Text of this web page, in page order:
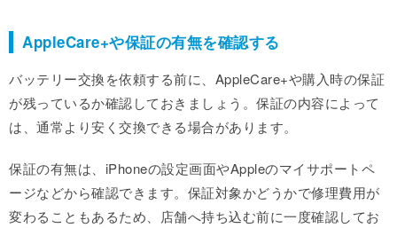
AppleCare+や保証の有無を確認する
バッテリー交換を依頼する前に、AppleCare+や購入時の保証
が残っているか確認しておきましょう。保証の内容によって
は、通常より安く交換できる場合があります。
保証の有無は、iPhoneの設定画面やAppleのマイサポートペ
ージなどから確認できます。保証対象かどうかで修理費用が
変わることもあるため、店舗へ持ち込む前に一度確認してお